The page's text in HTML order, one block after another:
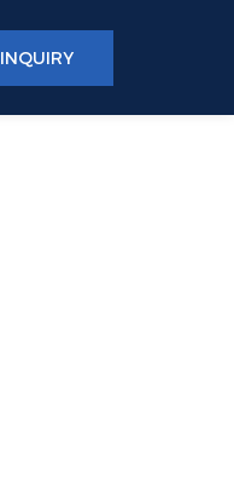
INQUIRY